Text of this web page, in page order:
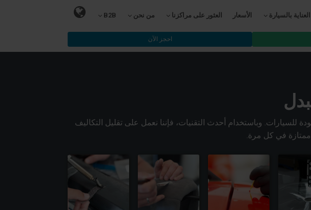
العناية بالسيارة الأسعار العثور على مراكزنا من نحن B2B
احجز الآن
للسيارات. وباستخدام أحدث التقنيات، فإننا نعمل على تقليل التكاليف
ممتازة في كل مرة.